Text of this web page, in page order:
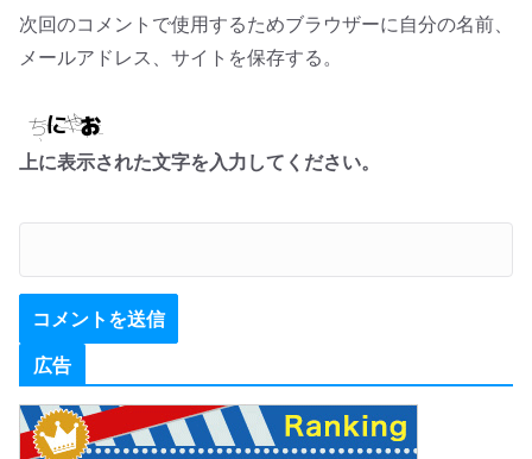
次回のコメントで使用するためブラウザーに自分の名前、
メールアドレス、サイトを保存する。
上に表示された文字を入力してください。
広告